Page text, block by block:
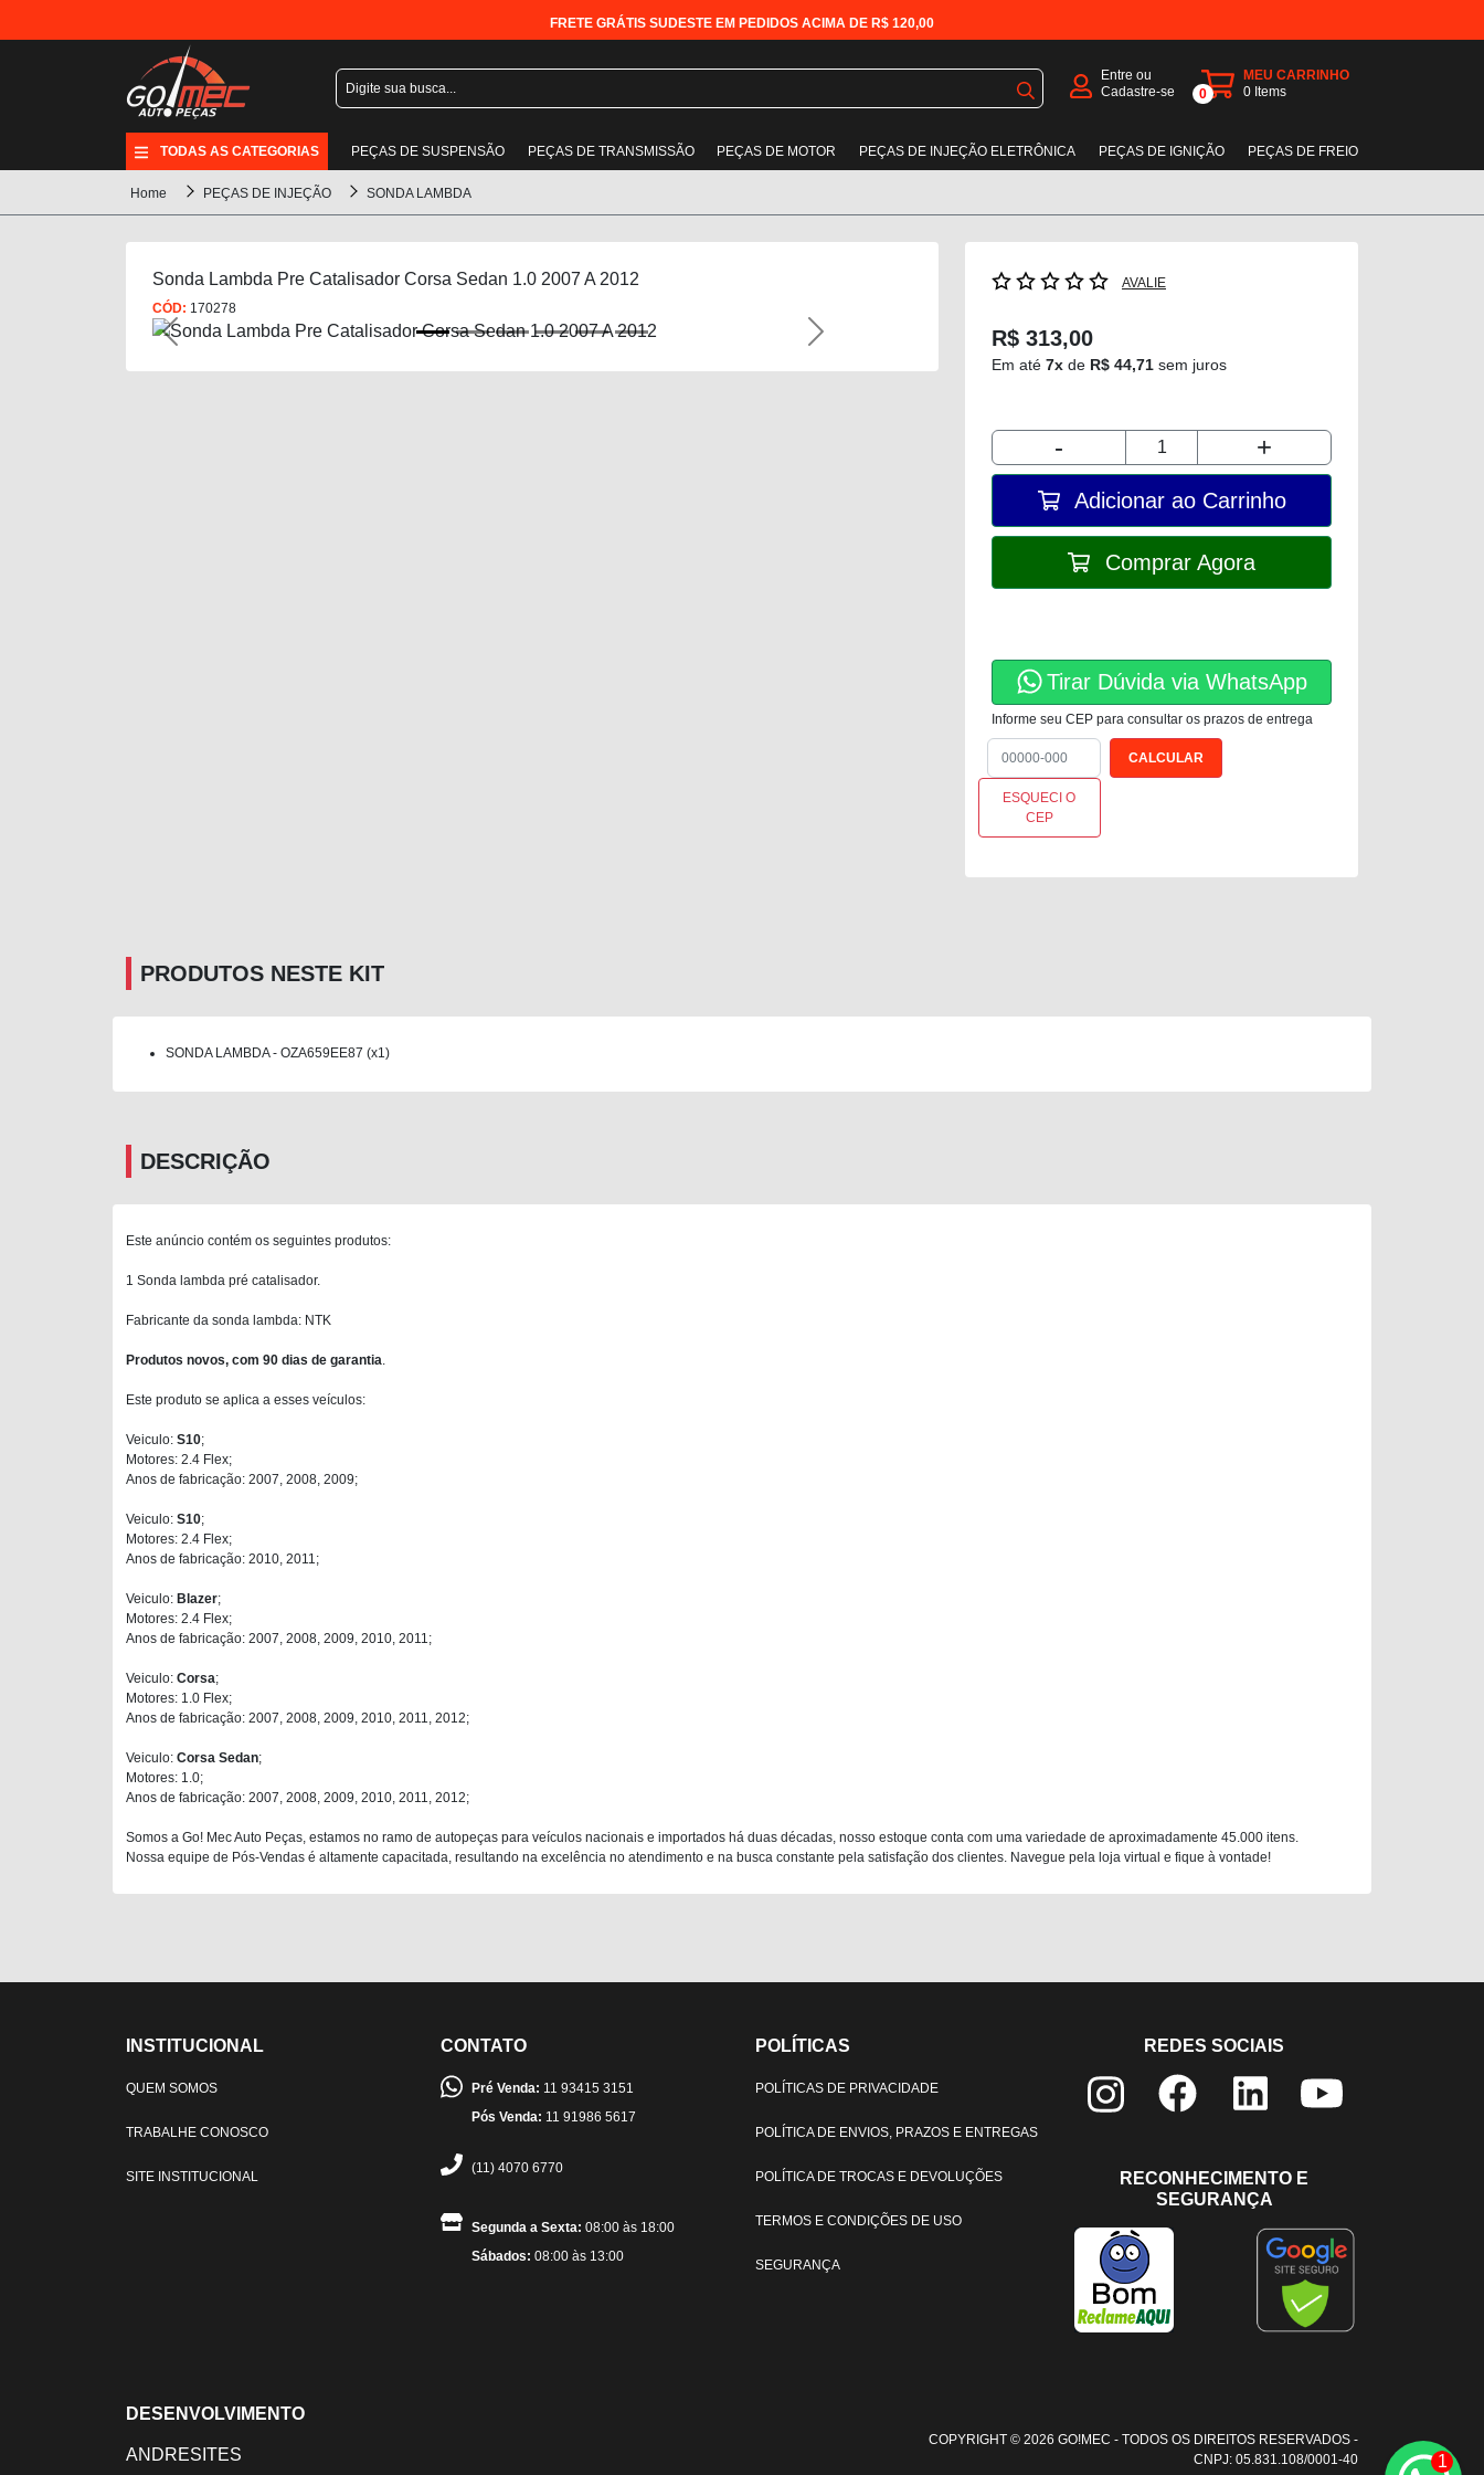
FRETE GRÁTIS SUDESTE EM PEDIDOS ACIMA DE R$ 120,00
Entre ou
Cadastre-se
0
MEU CARRINHO
0 Items
TODAS AS CATEGORIAS PEÇAS DE SUSPENSÃO PEÇAS DE TRANSMISSÃO PEÇAS DE MOTOR PEÇAS DE INJEÇÃO ELETRÔNICA PEÇAS DE IGNIÇÃO PEÇAS DE FREIO
Home PEÇAS DE INJEÇÃO SONDA LAMBDA
Sonda Lambda Pre Catalisador Corsa Sedan 1.0 2007 A 2012
CÓD: 170278
Previous Next
AVALIE
R$ 313,00
Em até 7x de R$ 44,71 sem juros
- +
Adicionar ao Carrinho
Comprar Agora
Tirar Dúvida via WhatsApp
Informe seu CEP para consultar os prazos de entrega
ESQUECI O
CEP
PRODUTOS NESTE KIT
SONDA LAMBDA - OZA659EE87 (x1)
DESCRIÇÃO
Este anúncio contém os seguintes produtos:
1 Sonda lambda pré catalisador.
Fabricante da sonda lambda: NTK
Produtos novos, com 90 dias de garantia
Este produto se aplica a esses veículos:
Veiculo: S10;
Motores: 2.4 Flex;
Anos de fabricação: 2007, 2008, 2009;
Veiculo: S10;
Motores: 2.4 Flex;
Anos de fabricação: 2010, 2011;
Veiculo: Blazer;
Motores: 2.4 Flex;
Anos de fabricação: 2007, 2008, 2009, 2010, 2011;
Veiculo: Corsa;
Motores: 1.0 Flex;
Anos de fabricação: 2007, 2008, 2009, 2010, 2011, 2012;
Veiculo: Corsa Sedan;
Motores: 1.0;
Anos de fabricação: 2007, 2008, 2009, 2010, 2011, 2012;
Somos a Go! Mec Auto Peças, estamos no ramo de autopeças para veículos nacionais e importados há duas décadas, nosso estoque conta com uma variedade de aproximadamente 45.000 itens.
Nossa equipe de Pós-Vendas é altamente capacitada, resultando na excelência no atendimento e na busca constante pela satisfação dos clientes. Navegue pela loja virtual e fique à vontade!
INSTITUCIONAL
QUEM SOMOS
TRABALHE CONOSCO
SITE INSTITUCIONAL
CONTATO
Pré Venda: 11 93415 3151
Pós Venda: 11 91986 5617
(11) 4070 6770
Segunda a Sexta: 08:00 às 18:00
Sábados: 08:00 às 13:00
POLÍTICAS
POLÍTICAS DE PRIVACIDADE
POLÍTICA DE ENVIOS, PRAZOS E ENTREGAS
POLÍTICA DE TROCAS E DEVOLUÇÕES
TERMOS E CONDIÇÕES DE USO
SEGURANÇA
REDES SOCIAIS
RECONHECIMENTO E
SEGURANÇA
DESENVOLVIMENTO
ANDRESITES
COPYRIGHT © 2026 GO!MEC - TODOS OS DIREITOS RESERVADOS -
CNPJ: 05.831.108/0001-40
1